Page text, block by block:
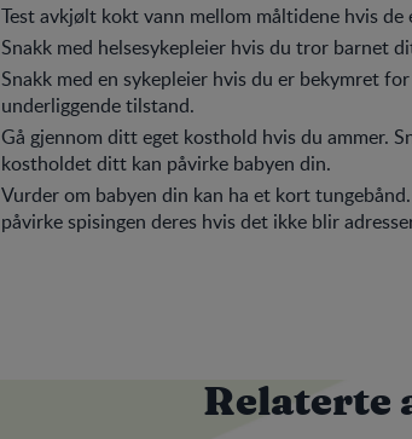
Test avkjølt kokt vann mellom måltidene hvis
Snakk med helsesykepleier hvis du tror barnet
Snakk med en sykepleier hvis du er bekymret
underliggende tilstand.
Gå gjennom ditt eget kosthold hvis du ammer.
kostholdet ditt kan påvirke babyen din.
Vurder om babyen din kan ha et kort
påvirke spisingen deres hvis det ikke blir
Relaterte